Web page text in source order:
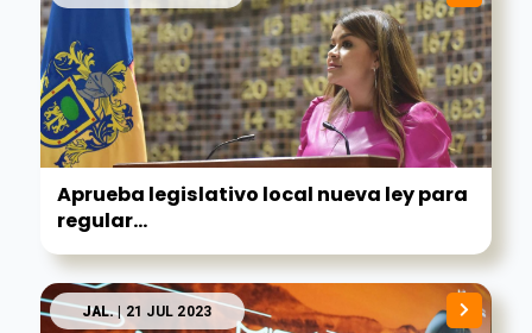
Aprueba legislativo local nueva ley para
regular...
JAL.| 21 JUL 2023